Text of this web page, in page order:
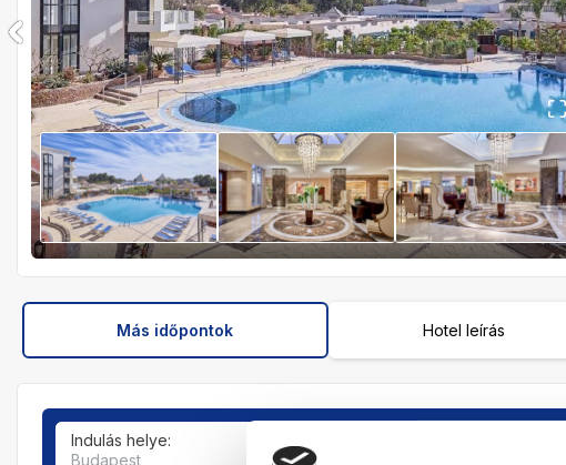
Más időpontok Hotel leírás
Indulás helye:
Budapest